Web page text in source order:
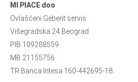
MI PIACE doo
Ovlašćeni Geberit servis
Višegradska 24 Beograd
PIB 109288559
MB 21155756
TR Banca Intesa 160-442695-18